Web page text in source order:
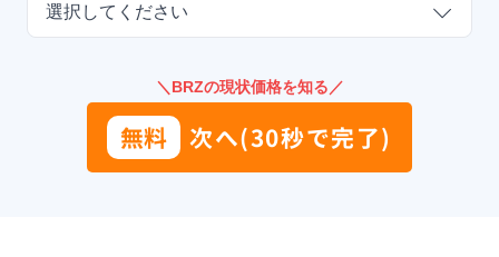
選択してください
＼BRZの現状価格を知る／
無料 次へ(30秒で完了)